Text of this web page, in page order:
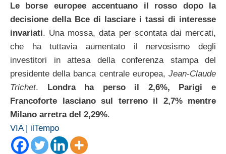
Le borse europee accentuano il rosso dopo la
decisione della Bce di lasciare i tassi di interesse
invariati. Una mossa, data per scontata dai mercati,
che ha tuttavia aumentato il nervosismo degli
investitori in attesa della conferenza stampa del
presidente della banca centrale europea, Jean-Claude
Trichet. Londra ha perso il 2,6%, Parigi e
Francoforte lasciano sul terreno il 2,7% mentre
Milano arretra del 2,29%.
VIA | ilTempo